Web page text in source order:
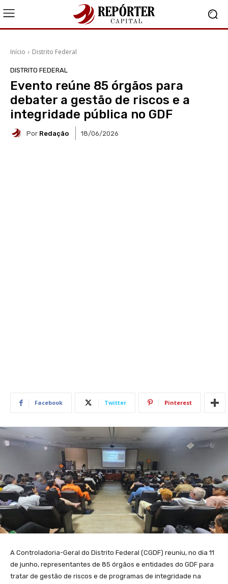
Início Distrito Federal
DISTRITO FEDERAL
Evento reúne 85 órgãos para
debater a gestão de riscos e a
integridade pública no GDF
Por Redação 18/06/2026
Facebook Twitter Pinterest
A Controladoria-Geral do Distrito Federal (CGDF) reuniu, no dia 11
de junho, representantes de 85 órgãos e entidades do GDF para
tratar de gestão de riscos e de programas de integridade na